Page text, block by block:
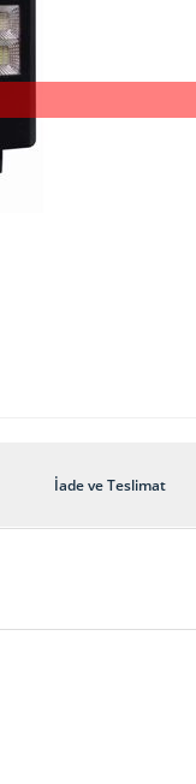
İade ve Teslimat